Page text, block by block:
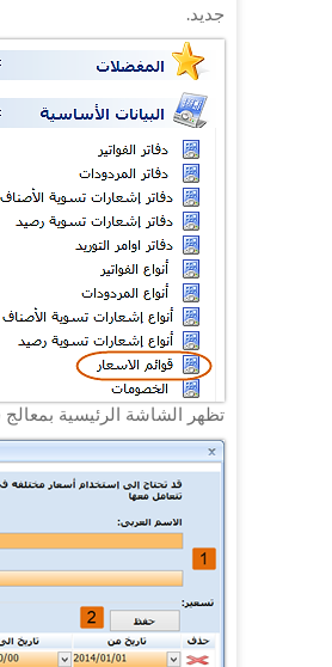
جديد.
تظهر الشاشة الرئيسية بمعالج